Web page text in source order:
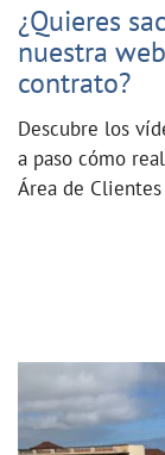
¿Quieres
nuestra
contrato?
Descubre los
a paso cómo
Área de Clientes